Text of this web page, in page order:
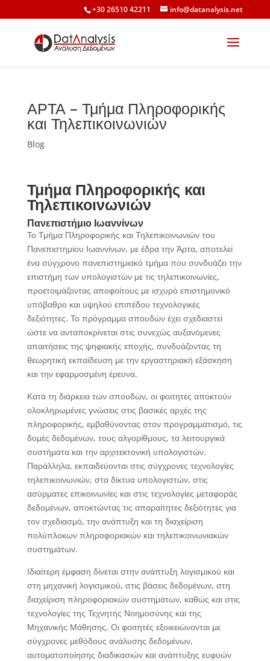
+30 26510 42211 info@datanalysis.net
ΑΡΤΑ – Τμήμα Πληροφορικής
και Τηλεπικοινωνιών
Blog
Τμήμα Πληροφορικής και
Τηλεπικοινωνιών
Πανεπιστήμιο Ιωαννίνων
Το Τμήμα Πληροφορικής και Τηλεπικοινωνιών του
Πανεπιστημίου Ιωαννίνων, με έδρα την Άρτα, αποτελεί
ένα σύγχρονο πανεπιστημιακό τμήμα που συνδυάζει την
επιστήμη των υπολογιστών με τις τηλεπικοινωνίες,
προετοιμάζοντας αποφοίτους με ισχυρό επιστημονικό
υπόβαθρο και υψηλού επιπέδου τεχνολογικές
δεξιότητες. Το πρόγραμμα σπουδών έχει σχεδιαστεί
ώστε να ανταποκρίνεται στις συνεχώς αυξανόμενες
απαιτήσεις της ψηφιακής εποχής, συνδυάζοντας τη
θεωρητική εκπαίδευση με την εργαστηριακή εξάσκηση
και την εφαρμοσμένη έρευνα.
Κατά τη διάρκεια των σπουδών, οι φοιτητές αποκτούν
ολοκληρωμένες γνώσεις στις βασικές αρχές της
πληροφορικής, εμβαθύνοντας στον προγραμματισμό, τις
δομές δεδομένων, τους αλγορίθμους, τα λειτουργικά
συστήματα και την αρχιτεκτονική υπολογιστών.
Παράλληλα, εκπαιδεύονται στις σύγχρονες τεχνολογίες
τηλεπικοινωνιών, στα δίκτυα υπολογιστών, στις
ασύρματες επικοινωνίες και στις τεχνολογίες μεταφοράς
δεδομένων, αποκτώντας τις απαραίτητες δεξιότητες για
τον σχεδιασμό, την ανάπτυξη και τη διαχείριση
πολύπλοκων πληροφοριακών και τηλεπικοινωνιακών
συστημάτων.
Ιδιαίτερη έμφαση δίνεται στην ανάπτυξη λογισμικού και
στη μηχανική λογισμικού, στις βάσεις δεδομένων, στη
διαχείριση πληροφοριακών συστημάτων, καθώς και στις
τεχνολογίες της Τεχνητής Νοημοσύνης και της
Μηχανικής Μάθησης. Οι φοιτητές εξοικειώνονται με
σύγχρονες μεθόδους ανάλυσης δεδομένων,
αυτοματοποίησης διαδικασιών και ανάπτυξης ευφυών